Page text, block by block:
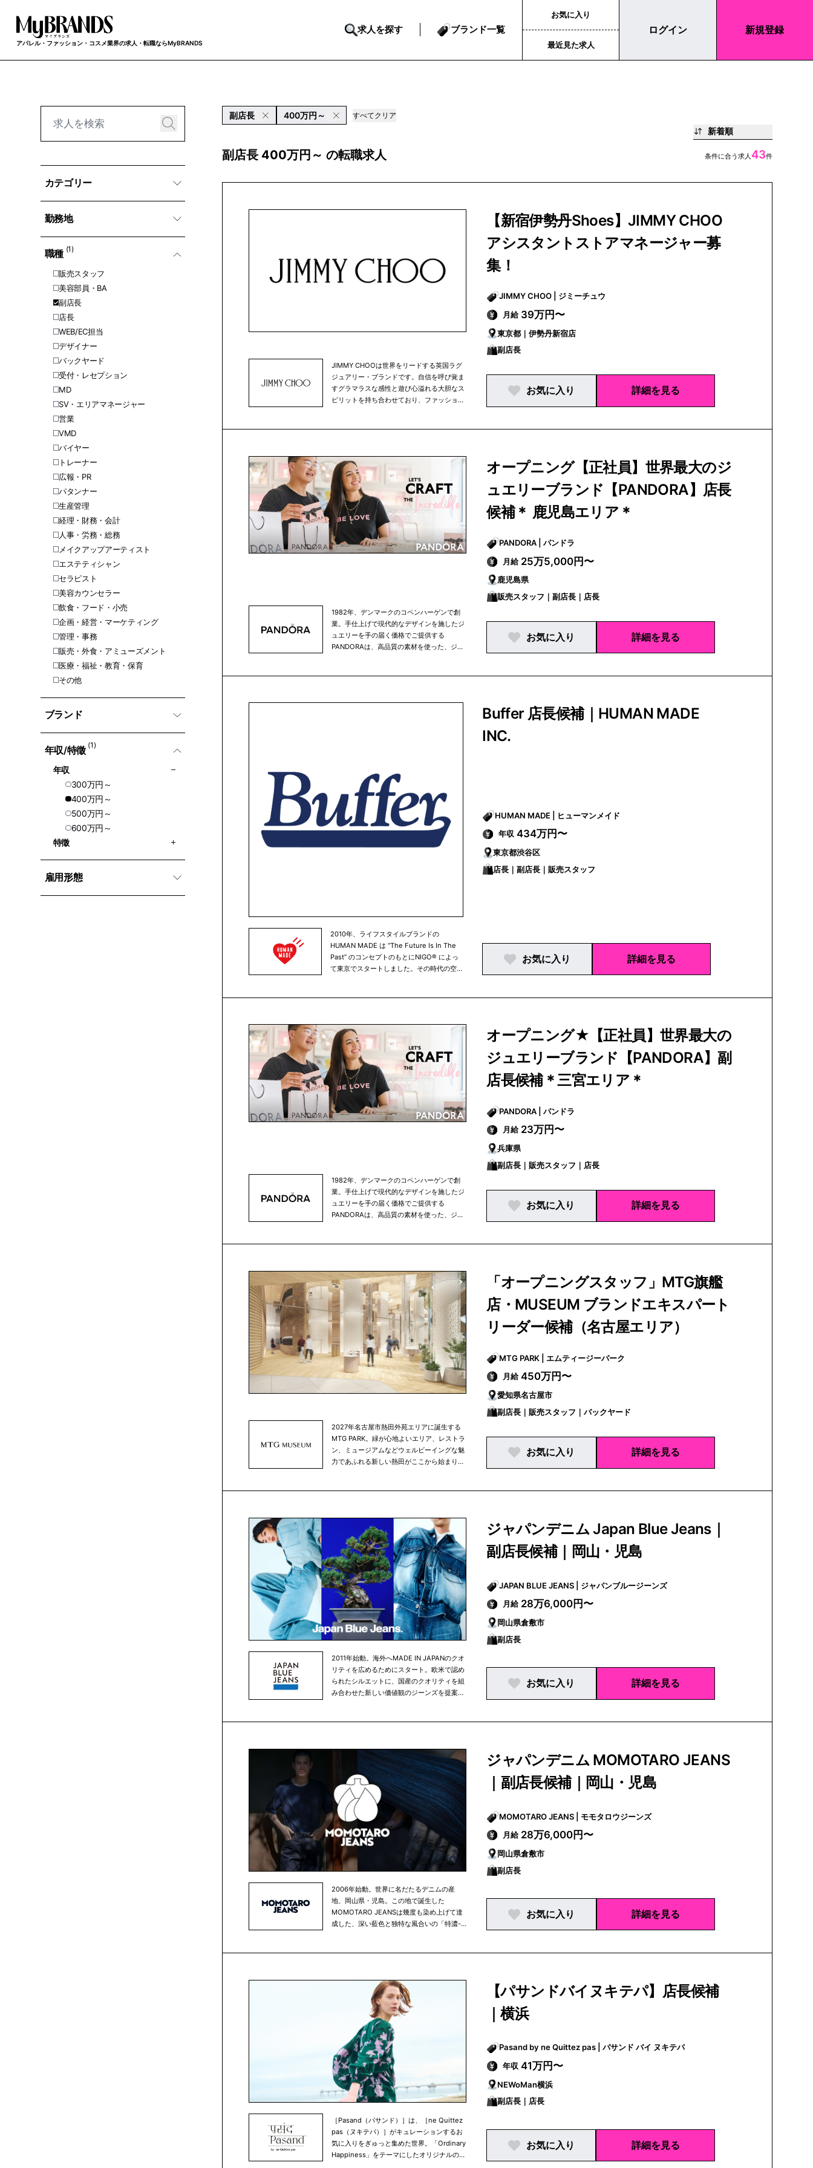
アパレル・ファッション・コスメ業界の求人・転職ならMyBRANDS
求人を探す ブランド一覧
お気に入り
最近見た求人
ログイン 新規登録
カテゴリー
勤務地
職種 (1)
販売スタッフ
美容部員・BA
副店長
店長
WEB/EC担当
デザイナー
バックヤード
受付・レセプション
MD
SV・エリアマネージャー
営業
VMD
バイヤー
トレーナー
広報・PR
パタンナー
生産管理
経理・財務・会計
人事・労務・総務
メイクアップアーティスト
エステティシャン
セラピスト
美容カウンセラー
飲食・フード・小売
企画・経営・マーケティング
管理・事務
販売・外食・アミューズメント
医療・福祉・教育・保育
その他
ブランド
年収/特徵 (1)
年収
300万円～
400万円～
500万円～
600万円～
特徵
雇用形態
副店長 400万円～ すべてクリア
新着順
副店長 400万円～ の転職求人 条件に合う求人 43件
JIMMY CHOOは世界をリードする英国ラグ
ジュアリー・ブランドです。自信を呼び覚ま
すグラマラスな感性と遊び心溢れる大胆なス
ピリットを持ち合わせており、ファッション
ズを中核アイテムに、ハンドバッグ、革小
物、スカーフ、サングラス、アイウェア、ベ
ルト、フレグランス、メンズシューズ等を展
開。クリエイティブ・ディレクターのサンド
ラ・チョイは、「世界でもっとも愛されるラ
グジュアリー・ブランドを構築する」という
ビジョンを 掲げ、1996年の設立以来ブラ
ンドと 共に歩んでいます。現在、グローバ
ル店舗ネットワークは200店以上、世界中の
【新宿伊勢丹Shoes】JIMMY CHOO
アシスタントストアマネージャー募
集！
JIMMY CHOO | ジミーチュウ
月給 39万円〜
東京都｜伊勢丹新宿店
副店長
お気に入り 詳細を見る
1982年、デンマークのコペンハーゲンで創
業。手仕上げで現代的なデザインを施したジ
ュエリーを手の届く価格でご提供する
PANDORAは、高品質の素材を使った、ジュ
なジュエリーをお届けします。その繊細で独
成長しています。PANDORAの手作りの商品
にはリサイクルのゴールドとシルバーのみを
使用しており、米国タイムズ誌より2024年
ベストサステナブルカンパニーに選ばれてい
ます。現在、PANDORAは女性10人中８人が
知っている世界最大のジュエリーブランドで
オープニング【正社員】世界最大のジ
ュエリーブランド【PANDORA】店長
候補＊ 鹿児島エリア＊
PANDORA | パンドラ
月給 25万5,000円〜
鹿児島県
販売スタッフ｜副店長｜店長
お気に入り 詳細を見る
2010年、ライフスタイルブランドの
HUMAN MADE は “The Future Is In The
Past” のコンセプトのもとにNIGO® によっ
て東京でスタートしました。その時代の空気
妥協なきモノづくり精神と東京らしい遊び心
を織り交ぜ、さまざまなアイテムを世界へと
発信しています。HUMAN MADE のビジョ
ンは、世界中に脈打つ創造性とアイデアの拠
点となること。あらゆるカルチャーと世界中
のクリエイターにとって、そして未来を担う
若者たちにとっての理想郷となることです。
Buffer 店長候補｜HUMAN MADE
INC.
HUMAN MADE | ヒューマンメイド
年収 434万円〜
東京都渋谷区
店長｜副店長｜販売スタッフ
お気に入り 詳細を見る
1982年、デンマークのコペンハーゲンで創
業。手仕上げで現代的なデザインを施したジ
ュエリーを手の届く価格でご提供する
PANDORAは、高品質の素材を使った、ジュ
なジュエリーをお届けします。その繊細で独
特なデザインは何世紀も前から培われた職人
技術と最新技術が融合し生み出されていま
す。現在世界では1,600か所のコンセプトシ
ョップを始め、販売店舗数は6大陸100か国
以上約9,000か所で展開されるブランドへと
成長しています。PANDORAの手作りの商品
にはリサイクルのゴールドとシルバーのみを
使用しており、米国タイムズ誌より2024年
ベストサステナブルカンパニーに選ばれてい
ます。現在、PANDORAは女性10人中８人が
オープニング★【正社員】世界最大の
ジュエリーブランド【PANDORA】副
店長候補＊三宮エリア＊
PANDORA | パンドラ
月給 23万円〜
兵庫県
副店長｜販売スタッフ｜店長
お気に入り 詳細を見る
2027年名古屋市熱田外苑エリアに誕生する
MTG PARK。緑が心地よいエリア、レストラ
ン、ミュージアムなどウェルビーイングな魅
力であふれる新しい熱田がここから始まりま
「オープニングスタッフ」MTG旗艦
店・MUSEUM ブランドエキスパート
リーダー候補（名古屋エリア）
MTG PARK | エムティージーパーク
月給 450万円〜
愛知県名古屋市
副店長｜販売スタッフ｜バックヤード
お気に入り 詳細を見る
2011年始動。海外へMADE IN JAPANのクオ
リティを広めるためにスタート。欧米で認め
られたシルエットに、国産のクオリティを組
み合わせた新しい価値観のジーンズを提案し
ジャパンデニム Japan Blue Jeans｜
副店長候補｜岡山・児島
JAPAN BLUE JEANS | ジャパンブルージーンズ
月給 28万6,000円〜
岡山県倉敷市
副店長
お気に入り 詳細を見る
2006年始動。世界に名だたるデニムの産
地、岡山県・児島。この地で誕生した
MOMOTARO JEANSは幾度も染め上げて達
成した、深い藍色と独特な風合いの「特濃-
います。
ジャパンデニム MOMOTARO JEANS
｜副店長候補｜岡山・児島
MOMOTARO JEANS | モモタロウジーンズ
月給 28万6,000円〜
岡山県倉敷市
副店長
お気に入り 詳細を見る
［Pasand（パサンド）］は、［ne Quittez
pas（ヌキテパ）］がキュレーションするお
気に入りをぎゅっと集めた世界。「Ordinary
Happiness」をテーマにしたオリジナルのフ
【パサンドバイヌキテパ】店長候補
｜横浜
Pasand by ne Quittez pas | パサンド バイ ヌキテパ
年収 41万円〜
NEWoMan横浜
副店長｜店長
お気に入り 詳細を見る